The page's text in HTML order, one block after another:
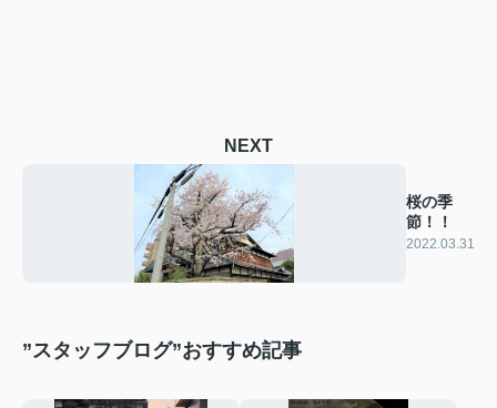
NEXT
桜の季
節！！
2022.03.31
”スタッフブログ”おすすめ記事